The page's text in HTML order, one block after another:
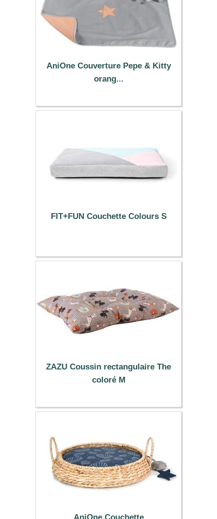
AniOne Couverture Pepe & Kitty
orang...
20.99 €
FIT+FUN Couchette Colours S
17.49 €
ZAZU Coussin rectangulaire The
coloré M
24.99 €